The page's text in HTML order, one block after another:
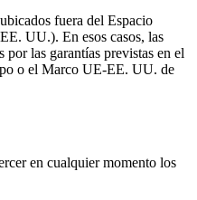
fuera del Espacio
UU.). En esos casos, las
por las garantías previstas en el
o el Marco UE-EE. UU. de
en cualquier momento los